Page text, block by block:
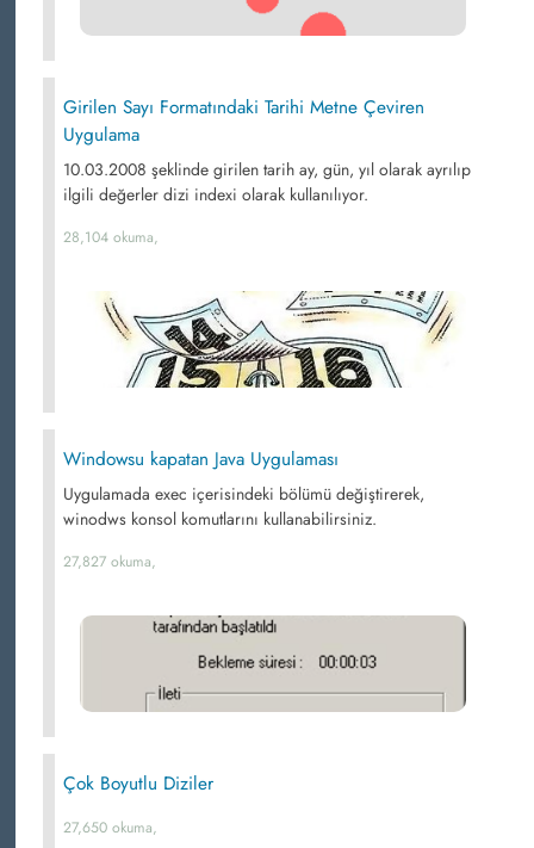
Girilen Sayı Formatındaki Tarihi Metne Çeviren
Uygulama
10.03.2008 şeklinde girilen tarih ay, gün, yıl olarak ayrılıp
ilgili değerler dizi indexi olarak kullanılıyor.
28,104 okuma,
Windowsu kapatan Java Uygulaması
Uygulamada exec içerisindeki bölümü değiştirerek,
winodws konsol komutlarını kullanabilirsiniz.
27,827 okuma,
Çok Boyutlu Diziler
27,650 okuma,